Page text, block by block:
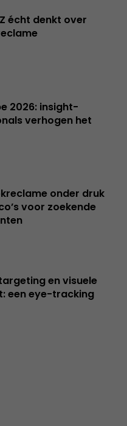
écht denkt over
2026: insight-
verhogen het
onder druk
voor zoekende
en visuele
een eye-tracking